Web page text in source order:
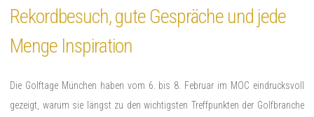
Rekordbesuch, gute Gespräche und jede
Menge Inspiration
Die Golftage München haben vom 6. bis 8. Februar im MOC eindrucksvoll
gezeigt, warum sie längst zu den wichtigsten Treffpunkten der Golfbranche